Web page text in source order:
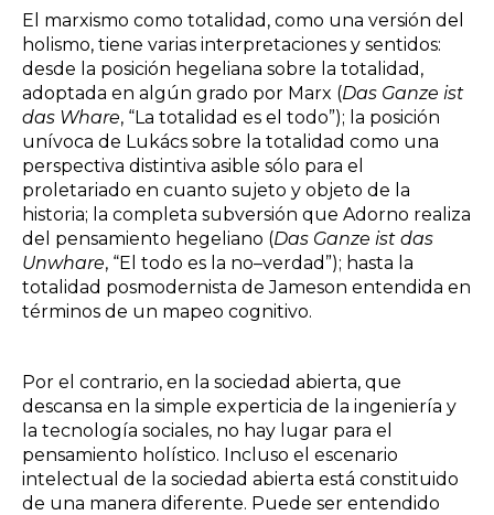
El marxismo como totalidad, como una versión del
holismo, tiene varias interpretaciones y sentidos:
desde la posición hegeliana sobre la totalidad,
adoptada en algún grado por Marx (Das Ganze ist
das Whare, “La totalidad es el todo”); la posición
unívoca de Lukács sobre la totalidad como una
perspectiva distintiva asible sólo para el
proletariado en cuanto sujeto y objeto de la
historia; la completa subversión que Adorno realiza
del pensamiento hegeliano (Das Ganze ist das
Unwhare, “El todo es la no–verdad”); hasta la
totalidad posmodernista de Jameson entendida en
términos de un mapeo cognitivo.
Por el contrario, en la sociedad abierta, que
descansa en la simple experticia de la ingeniería y
la tecnología sociales, no hay lugar para el
pensamiento holístico. Incluso el escenario
intelectual de la sociedad abierta está constituido
de una manera diferente. Puede ser entendido